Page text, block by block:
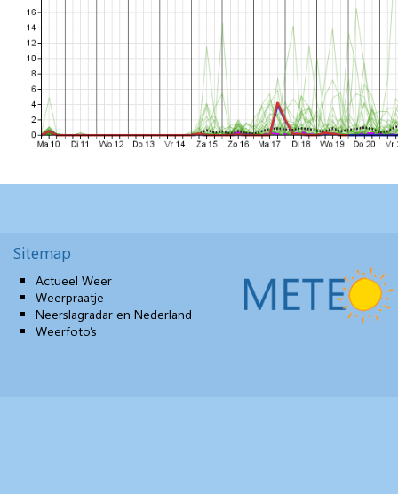
Sitemap
Actueel Weer
Weerpraatje
Neerslagradar en Nederland
Weerfoto’s